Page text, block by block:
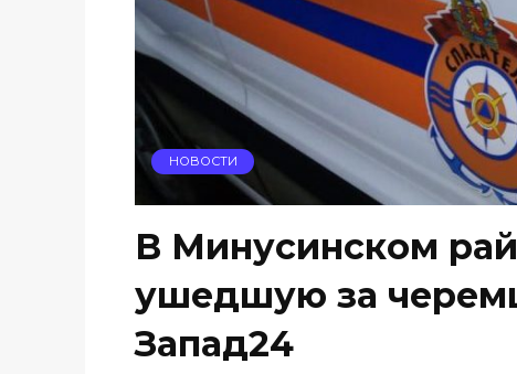
НОВОСТИ
В Минусинском
ушедшую за
Запад24